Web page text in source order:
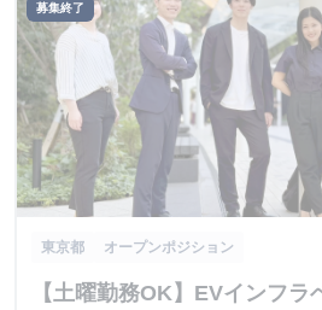
募集終了
東京都 オープンポジション
【土曜勤務OK】EVインフラ